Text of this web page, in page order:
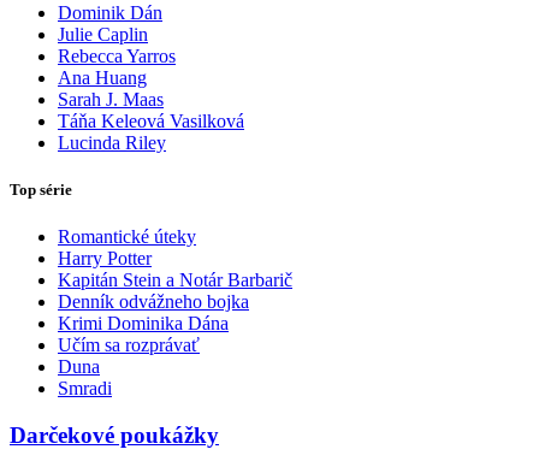
Dominik Dán
Julie Caplin
Rebecca Yarros
Ana Huang
Sarah J. Maas
Táňa Keleová Vasilková
Lucinda Riley
Top série
Romantické úteky
Harry Potter
Kapitán Stein a Notár Barbarič
Denník odvážneho bojka
Krimi Dominika Dána
Učím sa rozprávať
Duna
Smradi
Darčekové poukážky